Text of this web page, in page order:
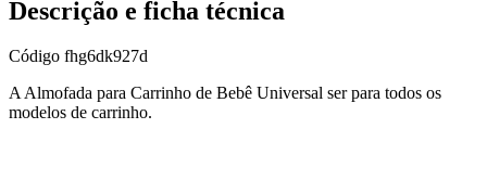
Descrição e ficha técnica
Código fhg6dk927d
A Almofada para Carrinho de Bebê Universal ser para todos os
modelos de carrinho.